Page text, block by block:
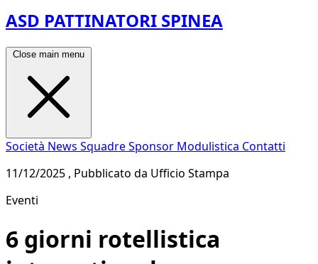
ASD PATTINATORI SPINEA
Close main menu
Società News SquadreSponsor Modulistica Contatti
11/12/2025 , Pubblicato da Ufficio Stampa
Eventi
6 giorni rotellistica